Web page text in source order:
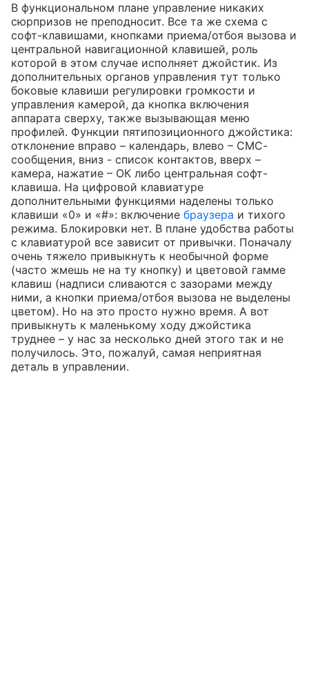
В функциональном плане управление никаких
сюрпризов не преподносит. Все та же схема с
софт-клавишами, кнопками приема/отбоя вызова и
центральной навигационной клавишей, роль
которой в этом случае исполняет джойстик. Из
дополнительных органов управления тут только
боковые клавиши регулировки громкости и
управления камерой, да кнопка включения
аппарата сверху, также вызывающая меню
профилей. Функции пятипозиционного джойстика:
отклонение вправо – календарь, влево – СМС-
сообщения, вниз - список контактов, вверх –
камера, нажатие – ОК либо центральная софт-
клавиша. На цифровой клавиатуре
дополнительными функциями наделены только
клавиши «0» и «#»: включение браузера и тихого
режима. Блокировки нет. В плане удобства работы
с клавиатурой все зависит от привычки. Поначалу
очень тяжело привыкнуть к необычной форме
(часто жмешь не на ту кнопку) и цветовой гамме
клавиш (надписи сливаются с зазорами между
ними, а кнопки приема/отбоя вызова не выделены
цветом). Но на это просто нужно время. А вот
привыкнуть к маленькому ходу джойстика
труднее – у нас за несколько дней этого так и не
получилось. Это, пожалуй, самая неприятная
деталь в управлении.